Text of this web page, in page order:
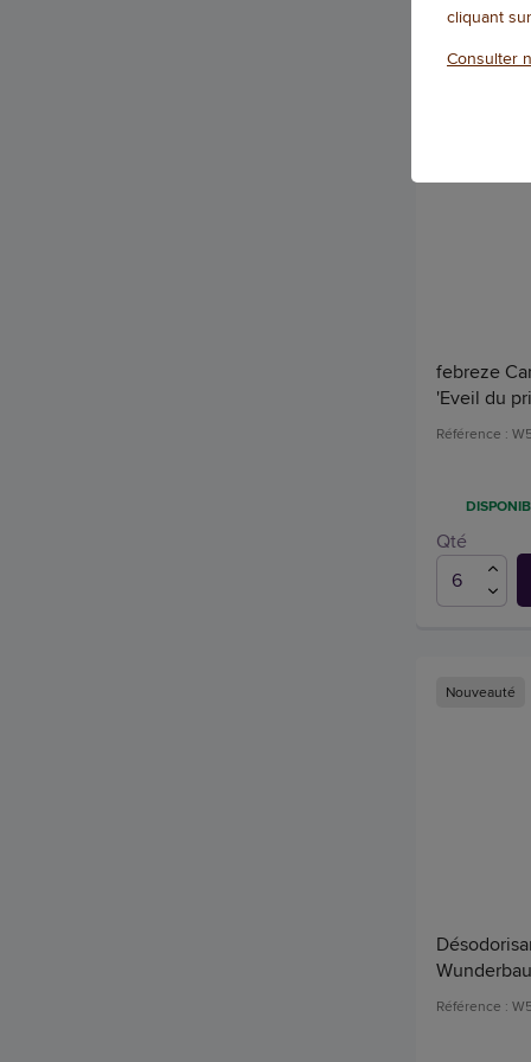
febreze
'Eveil du
Référence :
Qté
Nouveauté
Référence :
cliquant
Consulter